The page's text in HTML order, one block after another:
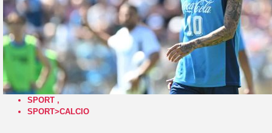
SPORT ,
SPORT>CALCIO